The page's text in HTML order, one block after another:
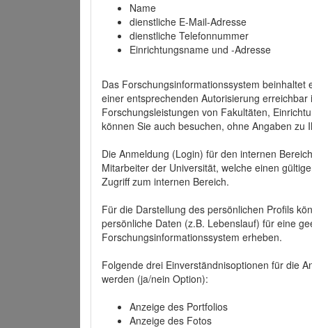
Name
dienstliche E-Mail-Adresse
dienstliche Telefonnummer
Einrichtungsname und -Adresse
Das Forschungsinformationssystem beinhaltet
einer entsprechenden Autorisierung
Forschungsleistungen von Fakultäten,
können Sie auch besuchen, ohne Angaben zu
Die Anmeldung (Login) für den internen
Mitarbeiter der Universität, welche einen
Zugriff zum internen Bereich.
Für die Darstellung des persönlichen Profils
persönliche Daten (z.B. Lebenslauf) für eine
Forschungsinformationssystem erheben.
Folgende drei Einverständnisoptionen für die
werden (ja/nein Option):
Anzeige des Portfolios
Anzeige des Fotos